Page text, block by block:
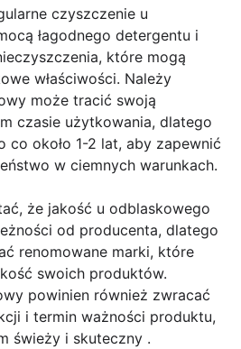
czyszczenie u
łagodnego detergentu i
które mogą
właściwości. Należy
może tracić swoją
czasie użytkowania, dlatego
co około 1-2 lat, aby zapewnić
w ciemnych warunkach.
że jakość u odblaskowego
od producenta, dlatego
renomowane marki, które
swoich produktów.
powinien również zwracać
i termin ważności produktu,
świeży i skuteczny .